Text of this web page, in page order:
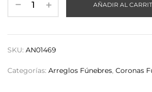
AÑADIR AL
SKU: AN01469
Categorías: Arreglos Fúnebres, Coronas